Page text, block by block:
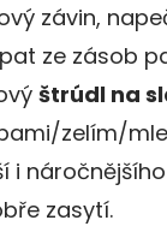
závin,
ze zásob
štrúdl na
zelím/
i
zasytí.